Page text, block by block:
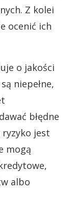
Z kolei
ocenić ich
o jakości
niepełne,
błędne
jest
mogą
albo